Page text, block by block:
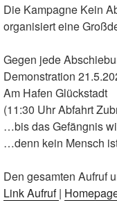
Die Kampagne Kein
organisiert eine
Gegen jede
Demonstration
Am Hafen Glückstadt
(11:30 Uhr Abfahrt
…bis das Gefängnis
…denn kein Mensch
Den gesamten Aufruf
Link Aufruf|